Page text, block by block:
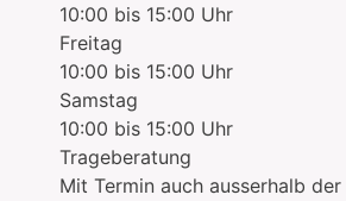
10:00 bis 15:00 Uhr
Freitag
10:00 bis 15:00 Uhr
Samstag
10:00 bis 15:00 Uhr
Trageberatung
Mit Termin auch ausserhalb der